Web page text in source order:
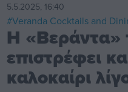
5.5.2025, 16:40
#Veranda Cocktails and
Η «Βεράντα»
επιστρέφει
καλοκαίρι